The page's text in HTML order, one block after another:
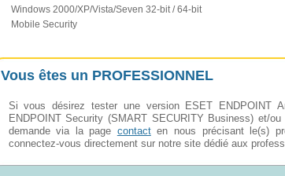
Windows 2000/XP/Vista/Seven 32-bit / 64-bit
Mobile Security
Vous êtes un PROFESSIONNEL
Si vous désirez tester une version ESET ENDPOINT
ENDPOINT Security (SMART SECURITY Business) et/
demande via la page contacten nous précisant le(s)
connectez-vous directement sur notre site dédié aux